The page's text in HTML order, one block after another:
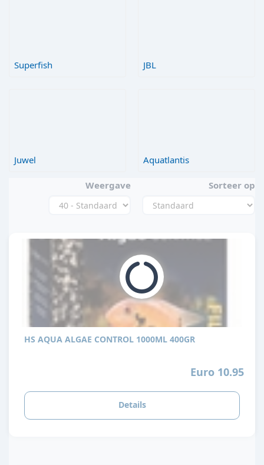
Superfish JBL
Juwel Aquatlantis
Weergave Sorteer op
HS AQUA ALGAE CONTROL 1000ML 400GR
Euro 10.95
Details